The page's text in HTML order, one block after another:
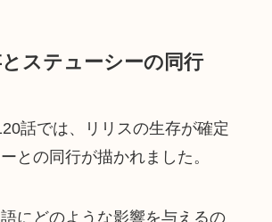
ステューシーの同行
話では、リリスの生存が確定
との同行が描かれました。
にどのような影響を与えるの